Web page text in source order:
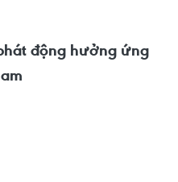
động hưởng ứng